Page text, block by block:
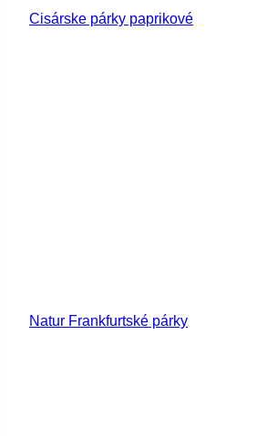
Cisárske párky paprikové
Natur Frankfurtské párky